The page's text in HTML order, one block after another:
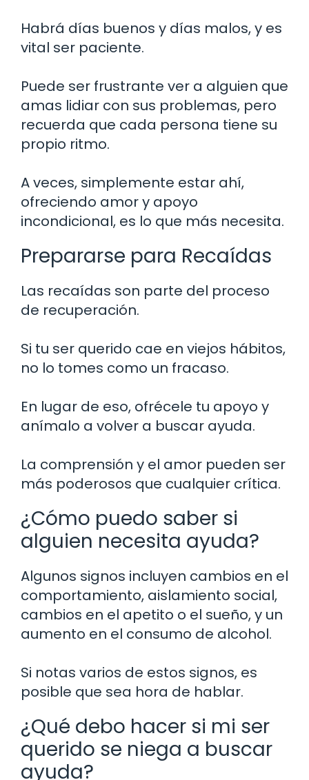
Habrá días buenos y días malos, y es
vital ser paciente.
Puede ser frustrante ver a alguien que
amas lidiar con sus problemas, pero
recuerda que cada persona tiene su
propio ritmo.
A veces, simplemente estar ahí,
ofreciendo amor y apoyo
incondicional, es lo que más necesita.
Prepararse para Recaídas
Las recaídas son parte del proceso
de recuperación.
Si tu ser querido cae en viejos hábitos,
no lo tomes como un fracaso.
En lugar de eso, ofrécele tu apoyo y
anímalo a volver a buscar ayuda.
La comprensión y el amor pueden ser
más poderosos que cualquier crítica.
¿Cómo puedo saber si
alguien necesita ayuda?
Algunos signos incluyen cambios en el
comportamiento, aislamiento social,
cambios en el apetito o el sueño, y un
aumento en el consumo de alcohol.
Si notas varios de estos signos, es
posible que sea hora de hablar.
¿Qué debo hacer si mi ser
querido se niega a buscar
ayuda?